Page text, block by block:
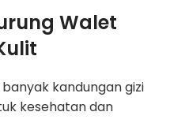
Walet
kandungan gizi
kesehatan dan